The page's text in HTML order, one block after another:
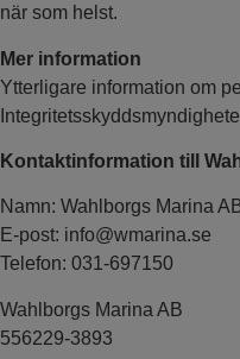
när som helst.
Mer information
Ytterligare information om
Kontaktinformation till
Namn: Wahlborgs Marina
E-post: info@wmarina.se
Telefon: 031-697150
Wahlborgs Marina AB
556229-3893